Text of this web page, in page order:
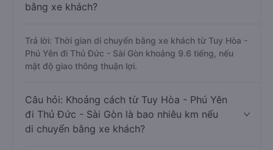
bằng xe khách?
Trả lời: Thời gian di chuyển bằng xe khách từ Tuy Hòa -
Phú Yên đi Thủ Đức - Sài Gòn khoảng 9.6 tiếng, nếu
mật độ giao thông thuận lợi.
Câu hỏi: Khoảng cách từ Tuy Hòa - Phú Yên
đi Thủ Đức - Sài Gòn là bao nhiêu km nếu
di chuyển bằng xe khách?